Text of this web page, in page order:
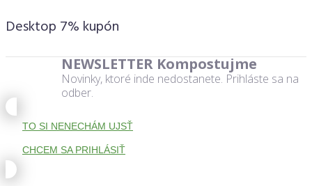
Desktop 7% kupón
NEWSLETTER Kompostujme
Novinky, ktoré inde nedostanete. Prihláste sa na
odber.
TO SI NENECHÁM UJSŤ
CHCEM SA PRIHLÁSIŤ